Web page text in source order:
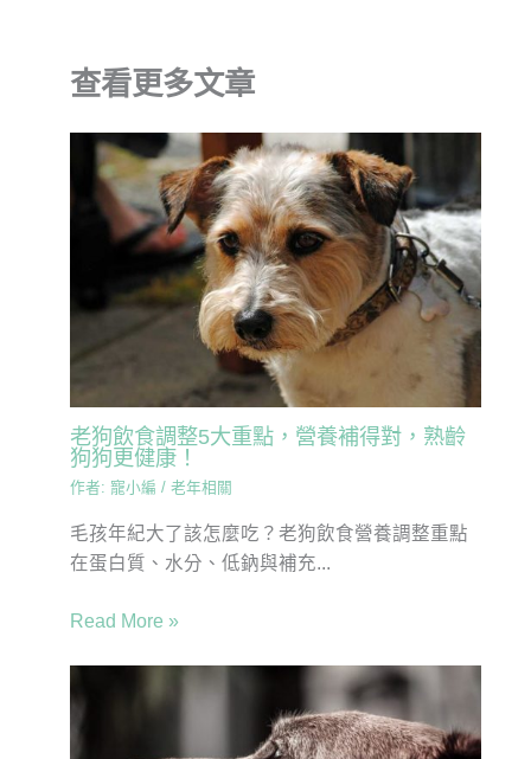
查看更多文章
老狗飲食調整5大重點，營養補得對，熟齡
狗狗更健康！
作者: 寵小編 / 老年相關
毛孩年紀大了該怎麼吃？老狗飲食營養調整重點
在蛋白質、水分、低鈉與補充...
Read More »